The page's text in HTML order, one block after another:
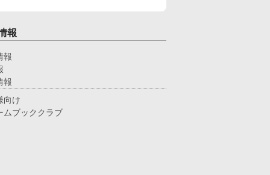
報
報
報
向け
ムブッククラブ